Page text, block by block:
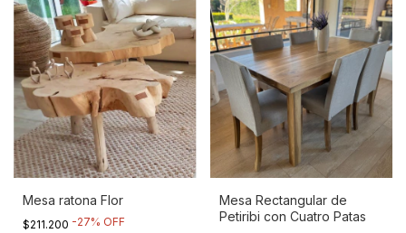
Mesa ratona Flor
$211.200 -27% OFF
Mesa Rectangular de
Petiribi con Cuatro Patas